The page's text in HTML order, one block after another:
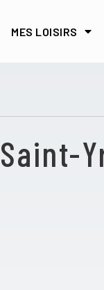
MES LOISIRS